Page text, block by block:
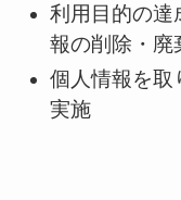
利用目的の達
報の削除・廃
個人情報を取
実施